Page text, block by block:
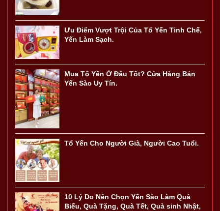
Ưu Điểm Vượt Trội Của Tổ Yến Tinh Chế,
Yến Làm Sạch.
Mua Tổ Yến Ở Đâu Tốt? Cửa Hàng Bán
Yến Sào Uy Tín.
Tổ Yến Cho Người Già, Người Cao Tuổi.
10 Lý Do Nên Chọn Yến Sào Làm Quà
Biếu, Quà Tặng, Quà Tết, Quà sinh Nhật,